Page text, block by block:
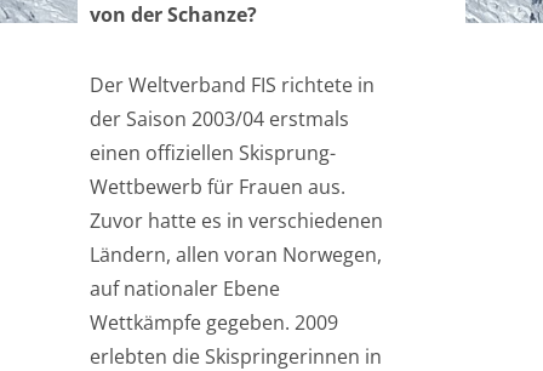
von der Schanze?
Der Weltverband FIS richtete in
der Saison 2003/04 erstmals
einen offiziellen Skisprung-
Wettbewerb für Frauen aus.
Zuvor hatte es in verschiedenen
Ländern, allen voran Norwegen,
auf nationaler Ebene
Wettkämpfe gegeben. 2009
erlebten die Skispringerinnen in